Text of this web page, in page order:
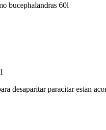
bucephalandras 60l
desaparitar paracitar estan